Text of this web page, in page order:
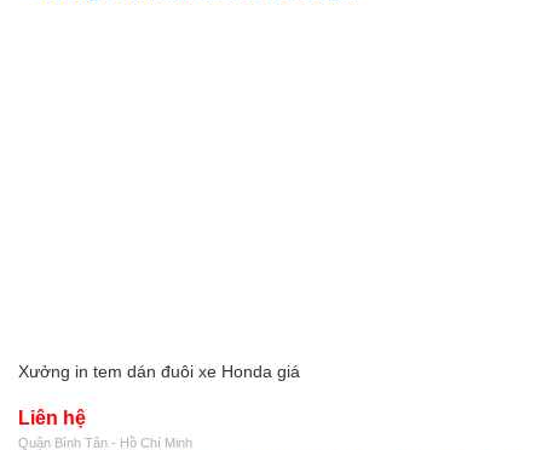
Xưởng in tem dán đuôi xe Honda giá
Liên hệ
Quận Bình Tân - Hồ Chí Minh